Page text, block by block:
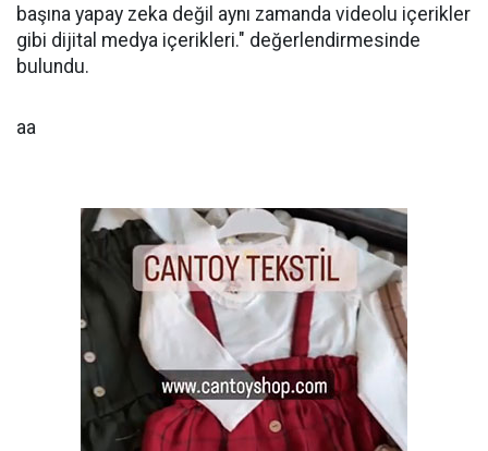
başına yapay zeka değil aynı zamanda videolu içerikler
gibi dijital medya içerikleri." değerlendirmesinde
bulundu.
aa